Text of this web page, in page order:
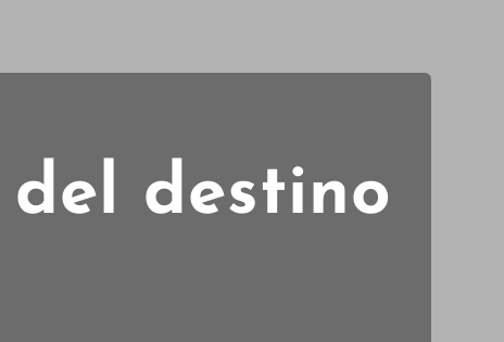
destino